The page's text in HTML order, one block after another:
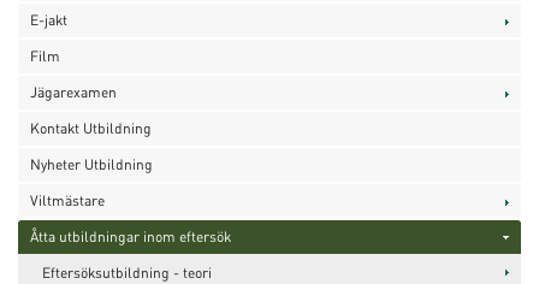
E-jakt
Film
Jägarexamen
Kontakt Utbildning
Nyheter Utbildning
Viltmästare
Åtta utbildningar inom eftersök
Eftersöksutbildning - teori